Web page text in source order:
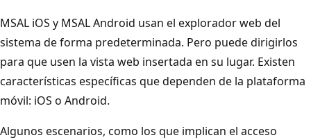
MSAL iOS y MSAL Android usan el explorador web del
sistema de forma predeterminada. Pero puede dirigirlos
para que usen la vista web insertada en su lugar. Existen
características específicas que dependen de la plataforma
móvil: iOS o Android.
Algunos escenarios, como los que implican el acceso